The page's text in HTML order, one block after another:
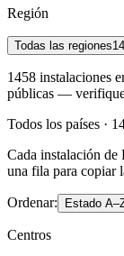
Región
Todas las regiones
1458 instalaciones
públicas — verifique
Todos los países ·
Cada instalación de
una fila para copiar
Ordenar: Estado
Centros